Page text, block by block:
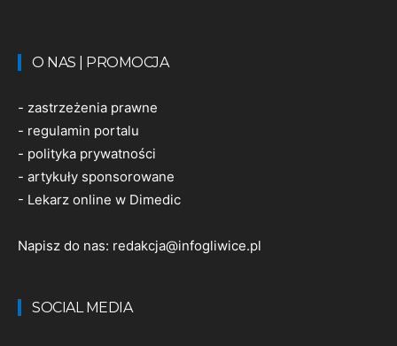
O NAS | PROMOCJA
- zastrzeżenia prawne
- regulamin portalu
- polityka prywatności
- artykuły sponsorowane
- Lekarz online w Dimedic
Napisz do nas: redakcja@infogliwice.pl
SOCIAL MEDIA